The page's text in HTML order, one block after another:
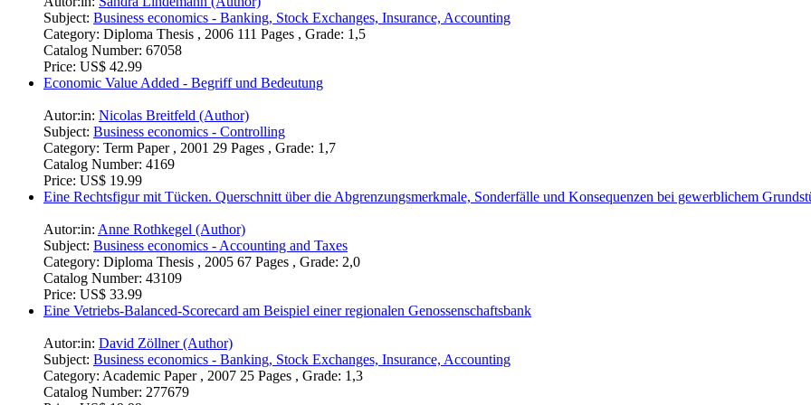
Subject: Business economics - Banking, Stock Exchanges, Insurance, Accounting
Category: Diploma Thesis , 2006 111 Pages , Grade: 1,5
Catalog Number: 67058
Price: US$ 42.99
Economic Value Added - Begriff und Bedeutung
Autor:in: Nicolas Breitfeld (Author)
Subject: Business economics - Controlling
Category: Term Paper , 2001 29 Pages , Grade: 1,7
Catalog Number: 4169
Price: US$ 19.99
Eine Rechtsfigur mit Tücken. Querschnitt über die Abgrenzungsmerkmale, Sonderfälle und Konsequenzen bei gewerblichem
Autor:in: Anne Rothkegel (Author)
Subject: Business economics - Accounting and Taxes
Category: Diploma Thesis , 2005 67 Pages , Grade: 2,0
Catalog Number: 43109
Price: US$ 33.99
Eine Vetriebs-Balanced-Scorecard am Beispiel einer regionalen Genossenschaftsbank
Autor:in: David Zöllner (Author)
Subject: Business economics - Banking, Stock Exchanges, Insurance, Accounting
Category: Academic Paper , 2007 25 Pages , Grade: 1,3
Catalog Number: 277679